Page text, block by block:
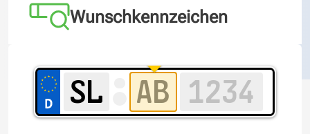
Wunschkennzeichen